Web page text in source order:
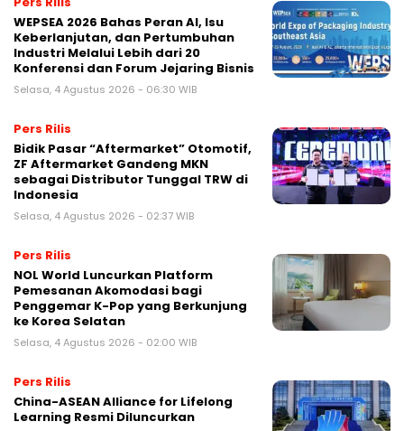
WEPSEA 2026 Bahas Peran AI, Isu
Keberlanjutan, dan Pertumbuhan
Industri Melalui Lebih dari 20
Konferensi dan Forum Jejaring Bisnis
Selasa, 4 Agustus 2026 - 06:30 WIB
Pers Rilis
Bidik Pasar “Aftermarket” Otomotif,
ZF Aftermarket Gandeng MKN
sebagai Distributor Tunggal TRW di
Indonesia
Selasa, 4 Agustus 2026 - 02:37 WIB
Pers Rilis
NOL World Luncurkan Platform
Pemesanan Akomodasi bagi
Penggemar K-Pop yang Berkunjung
ke Korea Selatan
Selasa, 4 Agustus 2026 - 02:00 WIB
Pers Rilis
China-ASEAN Alliance for Lifelong
Learning Resmi Diluncurkan